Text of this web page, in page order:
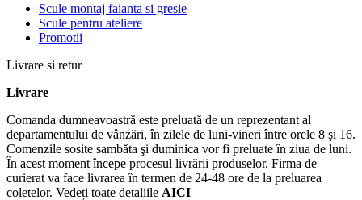
Scule montaj faianta si gresie
Scule pentru ateliere
Promotii
Livrare si retur
Livrare
Comanda dumneavoastră este preluată de un reprezentant al
departamentului de vânzări, în zilele de luni-vineri între orele 8 şi 16.
Comenzile sosite sambăta şi duminica vor fi preluate în ziua de luni.
În acest moment începe procesul livrării produselor. Firma de
curierat va face livrarea în termen de 24-48 ore de la preluarea
coletelor. Vedeți toate detaliile AICI